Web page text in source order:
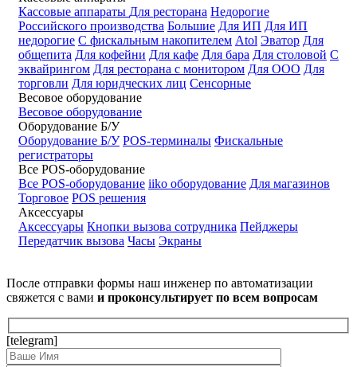
Кассовые аппараты Для ресторана Недорогие
Российского производства Большие Для ИП Для ИП
недорогие С фискальным накопителем Atol Эватор Для
общепита Для кофейни Для кафе Для бара Для столовой С
эквайрингом Для ресторана с монитором Для ООО Для
торговли Для юридческих лиц Сенсорные
Весовое оборудование
Весовое оборудование
Оборудование Б/У
Оборудование Б/У POS-терминалы Фискальные
регистраторы
Все POS-оборудование
Все POS-оборудование iiko оборудование Для магазинов
Торговое POS решения
Аксессуары
Аксессуары Кнопки вызова сотрудника Пейджеры
Передатчик вызова Часы Экраны
После отправки формы наш инженер по автоматизации
свяжется с вами и проконсультирует по всем вопросам
[telegram]